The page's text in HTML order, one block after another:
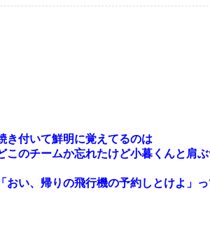
き付いて鮮明に覚えてるのは
このチームか忘れたけど小暮くんと肩
おい、帰りの飛行機の予約しとけよ」